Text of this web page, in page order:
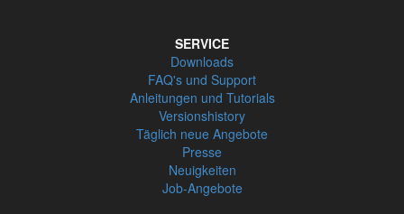
SERVICE
Downloads
FAQ's und Support
Anleitungen und Tutorials
Versionshistory
Täglich neue Angebote
Presse
Neuigkeiten
Job-Angebote